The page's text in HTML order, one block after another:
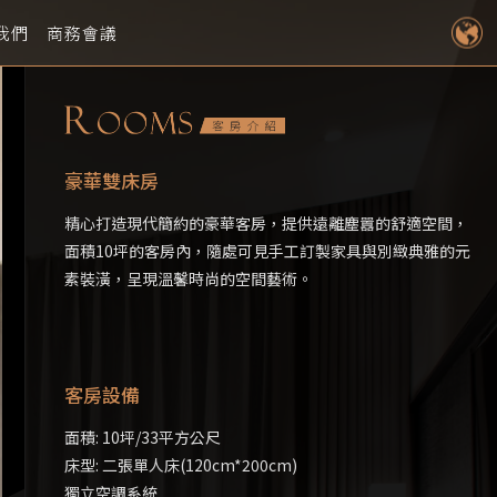
們 商務會議
豪華雙床房
精心打造現代簡約的豪華客房，提供遠離塵囂的舒適空間，
面積10坪的客房內，隨處可見手工訂製家具與別緻典雅的元
素裝潢，呈現溫馨時尚的空間藝術。
客房設備
面積: 10坪/33平方公尺
床型: 二張單人床(120cm*200cm)
獨立空調系統